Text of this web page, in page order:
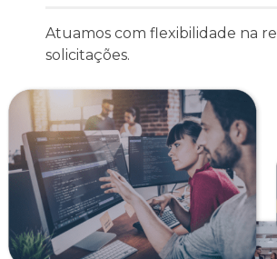
Atuamos com flexibilidade na
solicitações.